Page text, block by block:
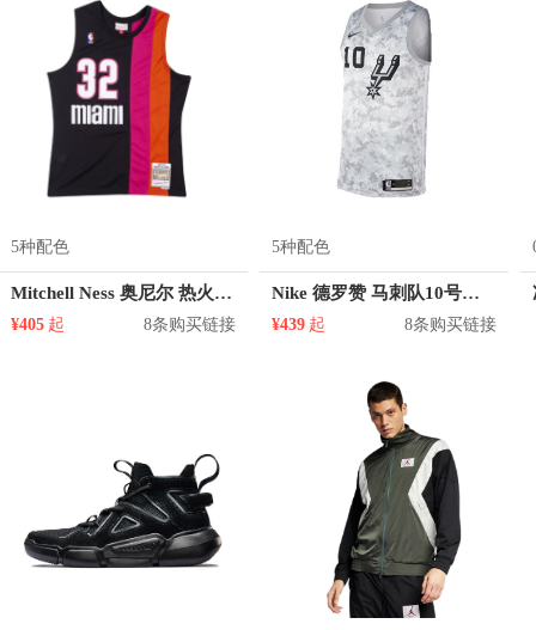
5种配色
Mitchell Ness 奥尼尔 热火队 32号球衣
¥405 起 8条购买链接
5种配色
Nike 德罗赞 马刺队10号球衣
¥439 起 8条购买链接